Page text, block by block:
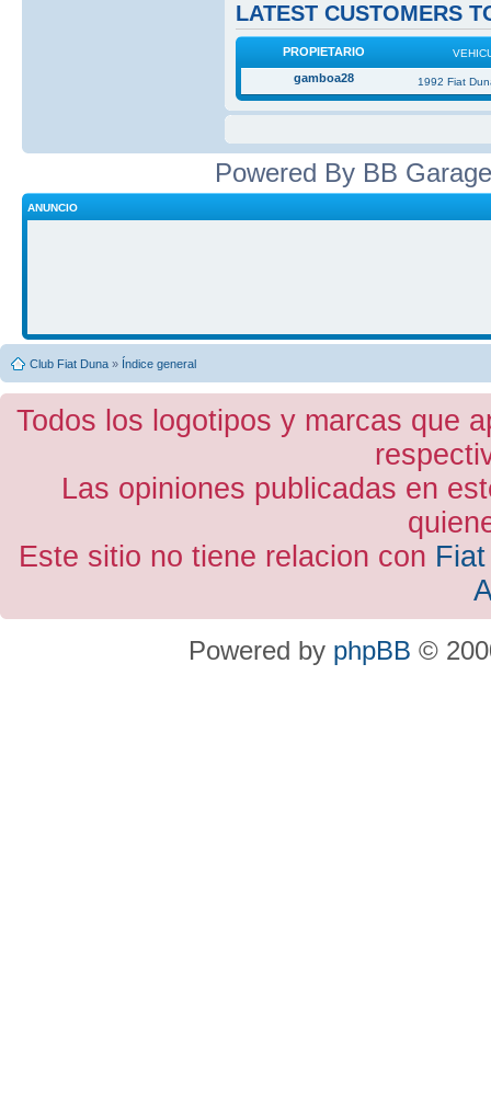
LATEST CUSTOMERS
PROPIETARIO
gamboa28 1992 Fiat
Powered By BB
ANUNCIO
Club Fiat Duna » Índice general
Todos los logotipos y marcas que
Las opiniones publicadas en
Este sitio no tiene relacion con
Powered by phpBB ©